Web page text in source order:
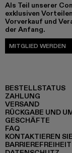
Als Teil unserer
exklusiven
Vorverkauf und
der Anfang.
MITGLIED WERDEN
BESTELLSTATUS
ZAHLUNG
VERSAND
RÜCKGABE UND
GESCHÄFTE
FAQ
KONTAKTIEREN
BARRIEREFREIHEIT